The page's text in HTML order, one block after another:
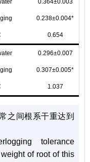
0.364±0.003
0.238±0.004*
0.654
0.296±0.007
0.307±0.005*
1.037
之间根系干重达到
tolerance
of root of this